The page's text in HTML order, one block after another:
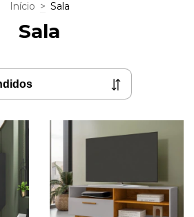
Início > Sala
Sala